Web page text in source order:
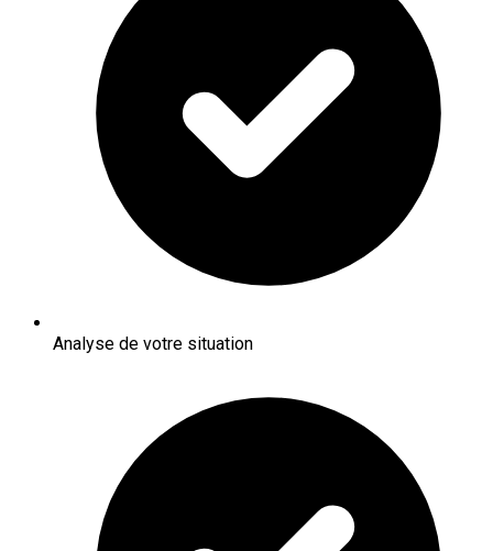
Analyse de votre situation